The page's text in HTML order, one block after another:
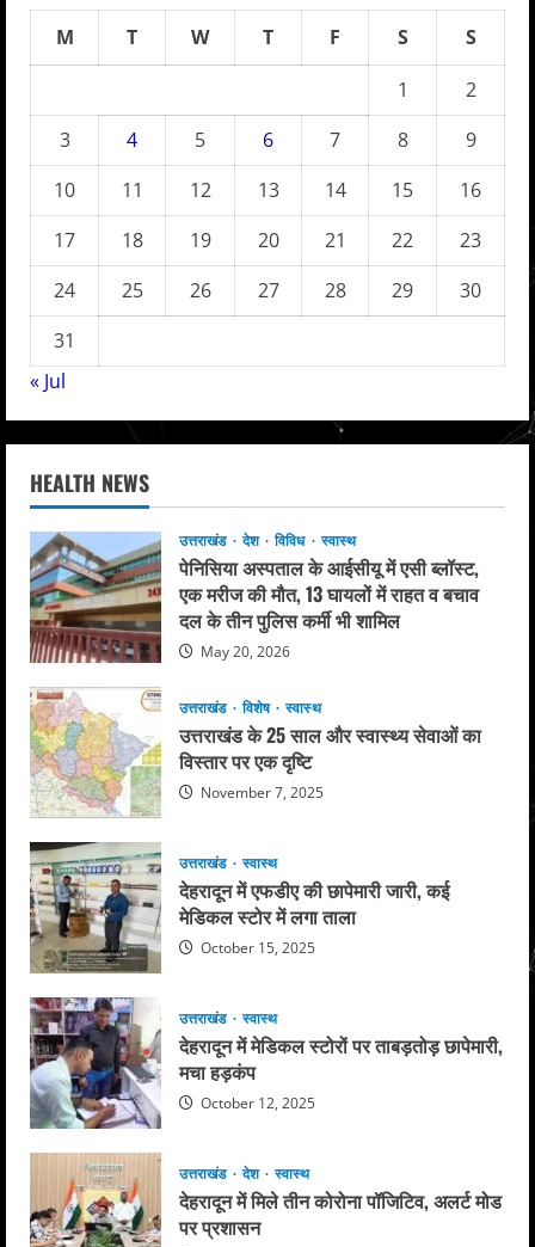
M T W T F S
S
1
2
3
4 5 6 7 8
9
10
11 12 13 14 15
16
17
18 19 20 21 22
23
24
25 26 27 28 29
30
31
« Jul
HEALTH NEWS
उत्तराखंड देश विविध स्वास्थ
पेनिसिया अस्पताल के आईसीयू में एसी ब्लॉस्ट,
एक मरीज की मौत, 13 घायलों में राहत व बचाव
दल के तीन पुलिस कर्मी भी शामिल
May 20, 2026
उत्तराखंड विशेष स्वास्थ
उत्तराखंड के 25 साल और स्वास्थ्य सेवाओं का
विस्तार पर एक दृष्टि
November 7, 2025
उत्तराखंड स्वास्थ
देहरादून में एफडीए की छापेमारी जारी, कई
मेडिकल स्टोर में लगा ताला
October 15, 2025
उत्तराखंड स्वास्थ
देहरादून में मेडिकल स्टोरों पर ताबड़तोड़ छापेमारी,
मचा हड़कंप
October 12, 2025
उत्तराखंड देश स्वास्थ
देहरादून में मिले तीन कोरोना पॉजिटिव, अलर्ट मोड
पर प्रशासन